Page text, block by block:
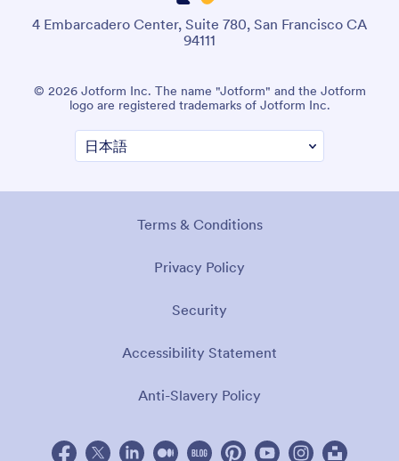
4 Embarcadero Center, Suite 780, San Francisco CA
94111
© 2026 Jotform Inc. The name "Jotform" and the Jotform
logo are registered trademarks of Jotform Inc.
Terms & Conditions
Privacy Policy
Security
Accessibility Statement
Anti-Slavery Policy